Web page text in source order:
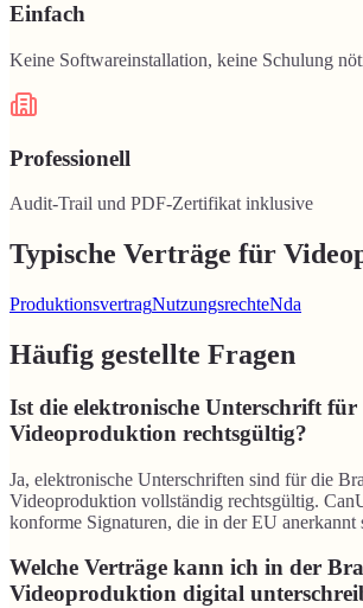
Einfach
Keine Softwareinstallation, keine Schulung
Professionell
Audit-Trail und PDF-Zertifikat inklusive
Typische Verträge für
ProduktionsvertragNutzungsrechteNda
Häufig gestellte Fragen
Ist die elektronische Unterschrift für
Videoproduktion rechtsgültig?
Ja, elektronische Unterschriften sind für die
Videoproduktion vollständig rechtsgültig.
konforme Signaturen, die in der EU anerkannt
Welche Verträge kann ich in der
Videoproduktion digital